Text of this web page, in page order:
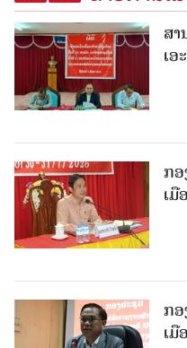
ສ
ເ
ກ
ເ
ກ
ເ